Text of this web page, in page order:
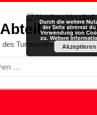
Abteilung
des Turnvereins
Durch die weitere
der Seite stimmst du
Verwendung von
zu. Weitere
Akzeptieren